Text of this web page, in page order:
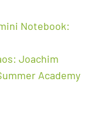
Notebook:
Joachim
Academy